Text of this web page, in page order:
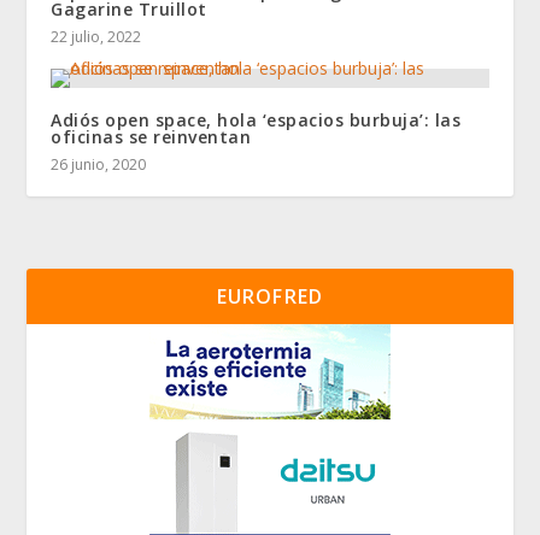
Gagarine Truillot
22 julio, 2022
Adiós open space, hola ‘espacios burbuja’: las
oficinas se reinventan
26 junio, 2020
EUROFRED